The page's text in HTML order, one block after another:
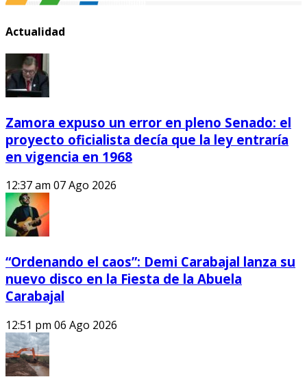
Actualidad
Zamora expuso un error en pleno Senado: el
proyecto oficialista decía que la ley entraría
en vigencia en 1968
12:37 am 07 Ago 2026
“Ordenando el caos”: Demi Carabajal lanza su
nuevo disco en la Fiesta de la Abuela
Carabajal
12:51 pm 06 Ago 2026